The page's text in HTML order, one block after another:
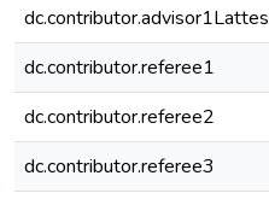
dc.contributor.advisor1Lattes
dc.contributor.referee1
dc.contributor.referee2
dc.contributor.referee3